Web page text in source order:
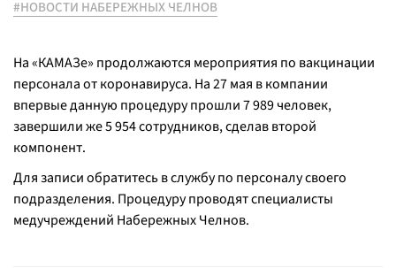
#НОВОСТИ НАБЕРЕЖНЫХ ЧЕЛНОВ
На «КАМАЗе» продолжаются мероприятия по вакцинации
персонала от коронавируса. На 27 мая в компании
впервые данную процедуру прошли 7 989 человек,
завершили же 5 954 сотрудников, сделав второй
компонент.
Для записи обратитесь в службу по персоналу своего
подразделения. Процедуру проводят специалисты
медучреждений Набережных Челнов.